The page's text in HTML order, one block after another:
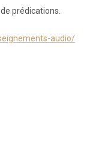
prédications.
audio/